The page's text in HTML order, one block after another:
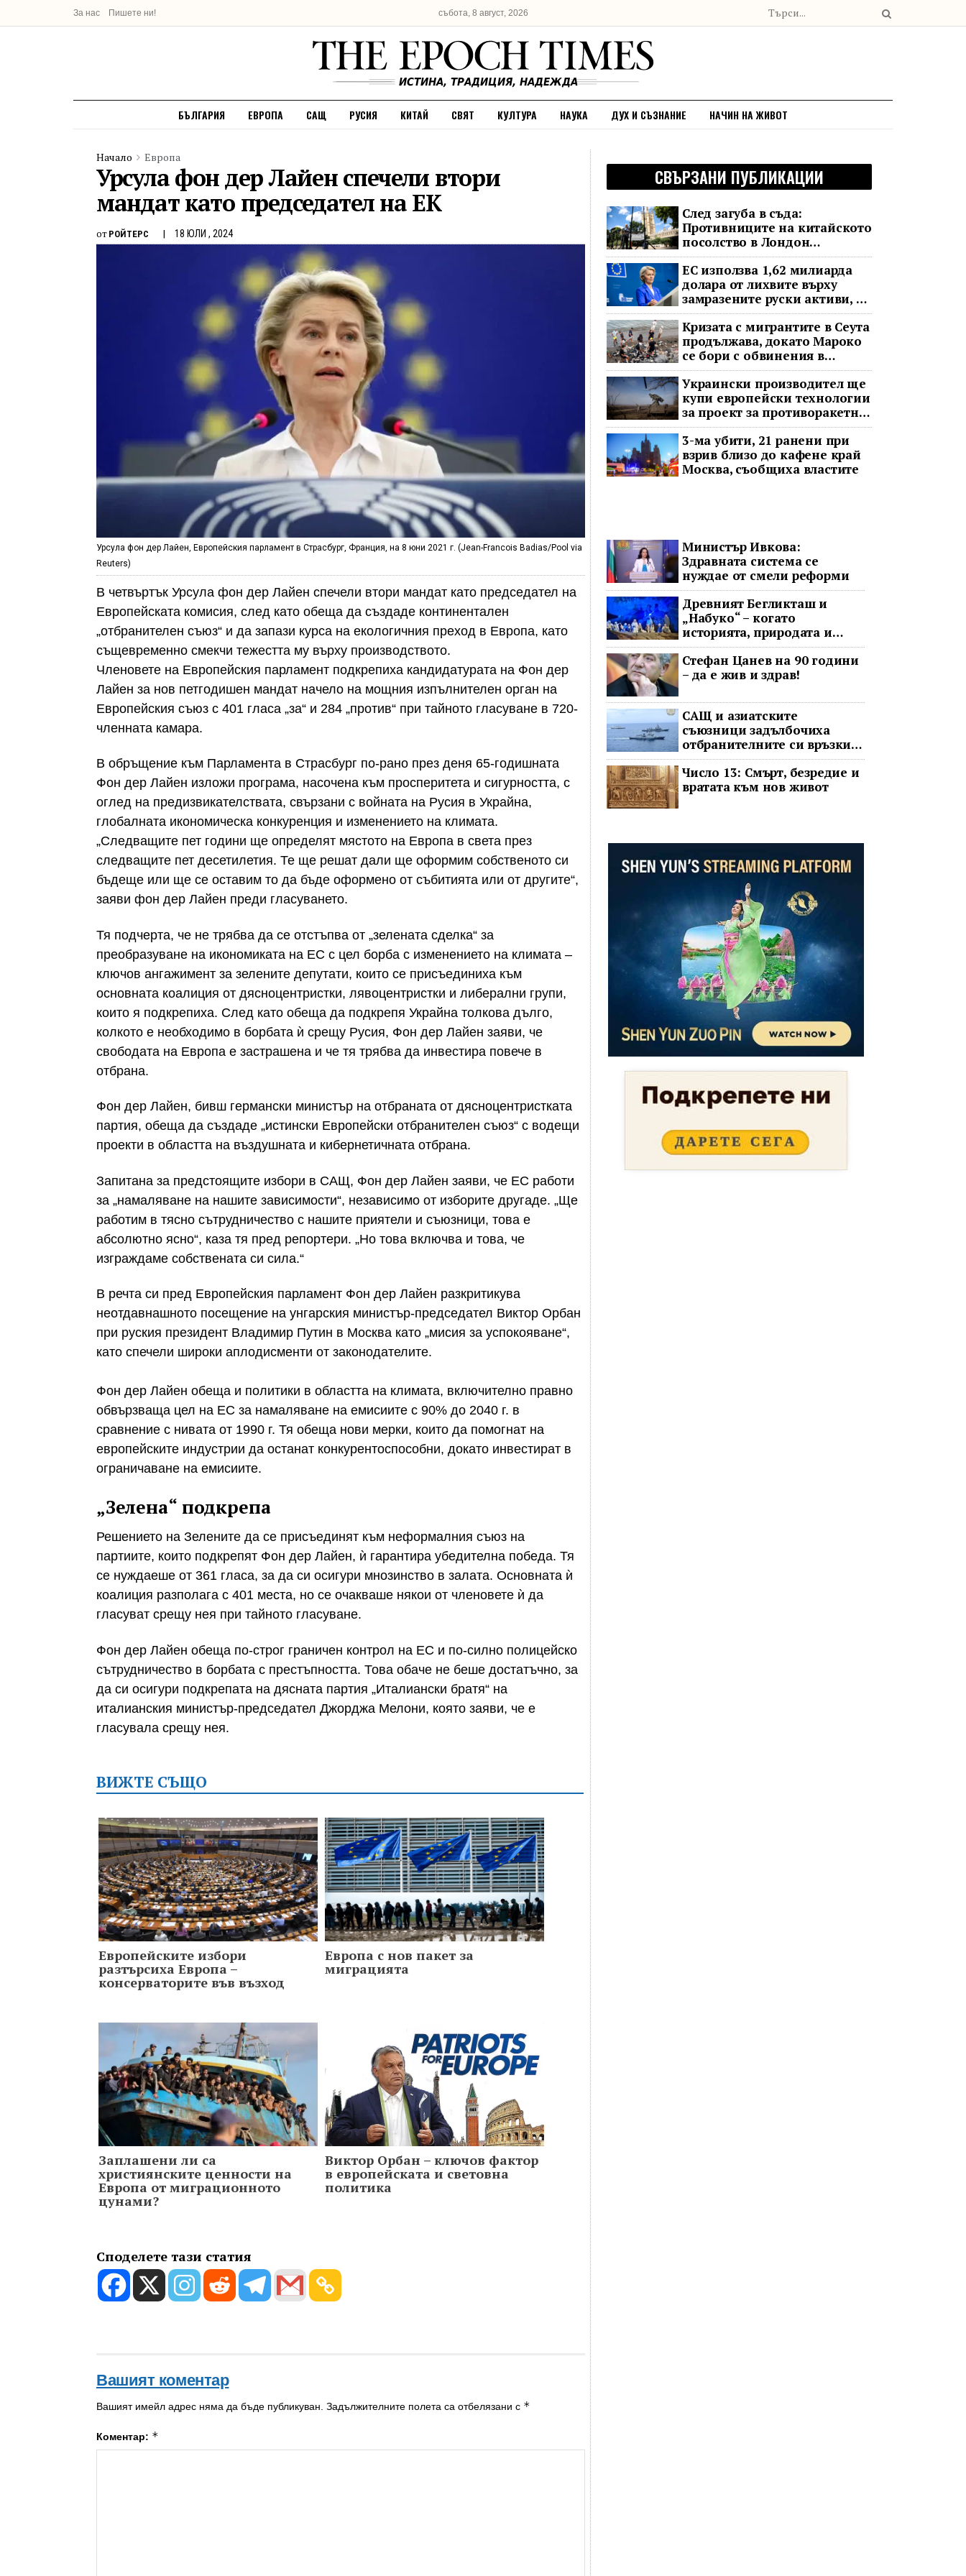
За нас Пишете ни! събота, 8 август, 2026
БЪЛГАРИЯ ЕВРОПА САЩ РУСИЯ КИТАЙ СВЯТ КУЛТУРА НАУКА ДУХ И СЪЗНАНИЕ НАЧИН НА ЖИВОТ
Начало Европа
Урсула фон дер Лайен спечели втори
мандат като председател на ЕК
от РОЙТЕРС 18 ЮЛИ , 2024
Урсула фон дер Лайен, Европейския парламент в Страсбург, Франция, на 8 юни 2021 г. (Jean-Francois Badias/Pool via
Reuters)
В четвъртък Урсула фон дер Лайен спечели втори мандат като председател на
Европейската комисия, след като обеща да създаде континентален
„отбранителен съюз“ и да запази курса на екологичния преход в Европа, като
същевременно смекчи тежестта му върху производството.
Членовете на Европейския парламент подкрепиха кандидатурата на Фон дер
Лайен за нов петгодишен мандат начело на мощния изпълнителен орган на
Европейския съюз с 401 гласа „за“ и 284 „против“ при тайното гласуване в 720-
членната камара.
В обръщение към Парламента в Страсбург по-рано през деня 65-годишната
Фон дер Лайен изложи програма, насочена към просперитета и сигурността, с
оглед на предизвикателствата, свързани с войната на Русия в Украйна,
глобалната икономическа конкуренция и изменението на климата.
„Следващите пет години ще определят мястото на Европа в света през
следващите пет десетилетия. Те ще решат дали ще оформим собственото си
бъдеще или ще се оставим то да бъде оформено от събитията или от другите“,
заяви фон дер Лайен преди гласуването.
Тя подчерта, че не трябва да се отстъпва от „зелената сделка“ за
преобразуване на икономиката на ЕС с цел борба с изменението на климата –
ключов ангажимент за зелените депутати, които се присъединиха към
основната коалиция от дясноцентристки, лявоцентристки и либерални групи,
които я подкрепиха. След като обеща да подкрепя Украйна толкова дълго,
колкото е необходимо в борбата ѝ срещу Русия, Фон дер Лайен заяви, че
свободата на Европа е застрашена и че тя трябва да инвестира повече в
отбрана.
Фон дер Лайен, бивш германски министър на отбраната от дясноцентристката
партия, обеща да създаде „истински Европейски отбранителен съюз“ с водещи
проекти в областта на въздушната и кибернетичната отбрана.
Запитана за предстоящите избори в САЩ, Фон дер Лайен заяви, че ЕС работи
за „намаляване на нашите зависимости“, независимо от изборите другаде. „Ще
работим в тясно сътрудничество с нашите приятели и съюзници, това е
абсолютно ясно“, каза тя пред репортери. „Но това включва и това, че
изграждаме собствената си сила.“
В речта си пред Европейския парламент Фон дер Лайен разкритикува
неотдавнашното посещение на унгарския министър-председател Виктор Орбан
при руския президент Владимир Путин в Москва като „мисия за успокояване“,
като спечели широки аплодисменти от законодателите.
Фон дер Лайен обеща и политики в областта на климата, включително правно
обвързваща цел на ЕС за намаляване на емисиите с 90% до 2040 г. в
сравнение с нивата от 1990 г. Тя обеща нови мерки, които да помогнат на
европейските индустрии да останат конкурентоспособни, докато инвестират в
ограничаване на емисиите.
„Зелена“ подкрепа
Решението на Зелените да се присъединят към неформалния съюз на
партиите, които подкрепят Фон дер Лайен, ѝ гарантира убедителна победа. Тя
се нуждаеше от 361 гласа, за да си осигури мнозинство в залата. Основната ѝ
коалиция разполага с 401 места, но се очакваше някои от членовете ѝ да
гласуват срещу нея при тайното гласуване.
Фон дер Лайен обеща по-строг граничен контрол на ЕС и по-силно полицейско
сътрудничество в борбата с престъпността. Това обаче не беше достатъчно, за
да си осигури подкрепата на дясната партия „Италиански братя“ на
италианския министър-председател Джорджа Мелони, която заяви, че е
гласувала срещу нея.
ВИЖТЕ СЪЩО
Европейските избори
разтърсиха Европа –
консерваторите във възход
Европа с нов пакет за
миграцията
Заплашени ли са
християнските ценности на
Европа от миграционното
цунами?
Виктор Орбан – ключов фактор
в европейската и световна
политика
Споделете тази статия
Вашият коментар
Вашият имейл адрес няма да бъде публикуван. Задължителните полета са отбелязани с *
Коментар: *
СВЪРЗАНИ ПУБЛИКАЦИИ
След загуба в съда:
Противниците на китайското
посолство в Лондон
обжалват
ЕС използва 1,62 милиарда
долара от лихвите върху
замразените руски активи, за
да подкрепи Украйна
Кризата с мигрантите в Сеута
продължава, докато Мароко
се бори с обвинения в
чужбина и с гнева у дома
Украински производител ще
купи европейски технологии
за проект за противоракетна
отбрана
3-ма убити, 21 ранени при
взрив близо до кафене край
Москва, съобщиха властите
Министър Ивкова:
Здравната система се
нуждае от смели реформи
Древният Бегликташ и
„Набуко“ – когато
историята, природата и
операта говорят на един
език
Стефан Цанев на 90 години
– да е жив и здрав!
САЩ и азиатските
съюзници задълбочиха
отбранителните си връзки
срещу Китай
Число 13: Смърт, безредие и
вратата към нов живот